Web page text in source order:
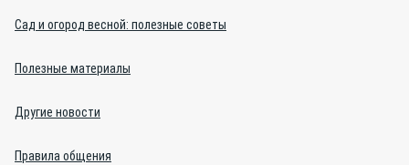
Сад и огород весной: полезные советы
Полезные материалы
Другие новости
Правила общения